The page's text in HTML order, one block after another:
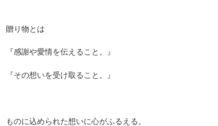
贈り物とは
『感謝や愛情を伝えること。』
『その想いを受け取ること。』
ものに込められた想いに心がふるえる。